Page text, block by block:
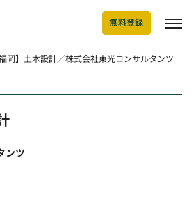
無料登録
福岡】土木設計／株式会社東光コンサルタンツ
ンツ